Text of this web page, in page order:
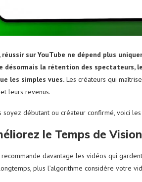
réussir sur YouTube ne dépend plus
désormais la rétention des spectateurs,
les simples vues. Les créateurs qui
leurs revenus.
soyez débutant ou créateur confirmé, voici
le Temps de
recommande davantage les vidéos qui
plus l’algorithme considère votre